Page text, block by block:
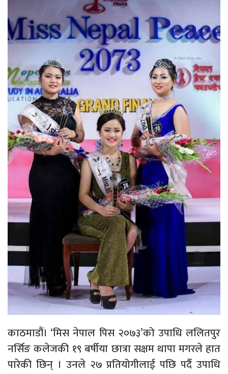
काठमाडौं। ‘मिस नेपाल पिस २०७३’को उपाधि ललितपुर
नर्सिङ कलेजकी १९ बर्षीया छात्रा सक्षम थापा मगरले हात
पारेकी छिन् । उनले २७ प्रतियोगीलाई पछि पर्दै उपाधि